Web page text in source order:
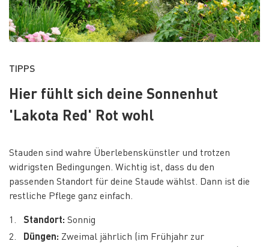
TIPPS
Hier fühlt sich deine Sonnenhut
'Lakota Red' Rot wohl
Stauden sind wahre Überlebenskünstler und trotzen
widrigsten Bedingungen. Wichtig ist, dass du den
passenden Standort für deine Staude wählst. Dann ist die
restliche Pflege ganz einfach.
Standort: Sonnig
Düngen: Zweimal jährlich (im Frühjahr zur